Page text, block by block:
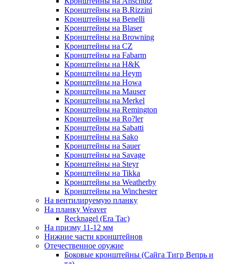
Кронштейны на B.Rizzini
Кронштейны на Benelli
Кронштейны на Blaser
Кронштейны на Browning
Кронштейны на CZ
Кронштейны на Fabarm
Кронштейны на H&K
Кронштейны на Heym
Кронштейны на Howa
Кронштейны на Mauser
Кронштейны на Merkel
Кронштейны на Remington
Кронштейны на Ro?ler
Кронштейны на Sabatti
Кронштейны на Sako
Кронштейны на Sauer
Кронштейны на Savage
Кронштейны на Steyr
Кронштейны на Tikka
Кронштейны на Weatherby
Кронштейны на Winchester
На вентилируемую планку
На планку Weaver
Recknagel (Era Tac)
На призму 11-12 мм
Нижние части кронштейнов
Отечественное оружие
Боковые кронштейны (Сайга Тигр Вепрь и